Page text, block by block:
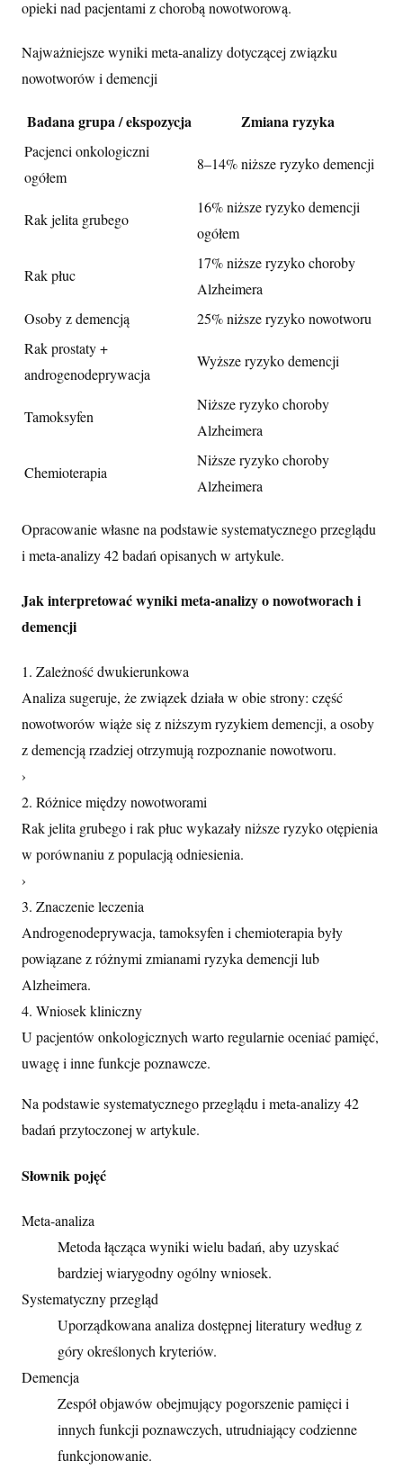
opieki nad pacjentami z chorobą nowotworową.
Najważniejsze wyniki meta-analizy dotyczącej związku
nowotworów i demencji
Badana grupa / ekspozycja Zmiana ryzyka
Pacjenci onkologiczni
ogółem
8–14% niższe ryzyko demencji
Rak jelita grubego
16% niższe ryzyko demencji
ogółem
Rak płuc
17% niższe ryzyko choroby
Alzheimera
Osoby z demencją
25% niższe ryzyko nowotworu
Rak prostaty +
androgenodeprywacja
Wyższe ryzyko demencji
Tamoksyfen
Niższe ryzyko choroby
Alzheimera
Chemioterapia
Niższe ryzyko choroby
Alzheimera
Opracowanie własne na podstawie systematycznego przeglądu
i meta-analizy 42 badań opisanych w artykule.
Jak interpretować wyniki meta-analizy o nowotworach i
demencji
1. Zależność dwukierunkowa
Analiza sugeruje, że związek działa w obie strony: część
nowotworów wiąże się z niższym ryzykiem demencji, a osoby
z demencją rzadziej otrzymują rozpoznanie nowotworu.
›
2. Różnice między nowotworami
Rak jelita grubego i rak płuc wykazały niższe ryzyko otępienia
w porównaniu z populacją odniesienia.
›
3. Znaczenie leczenia
Androgenodeprywacja, tamoksyfen i chemioterapia były
powiązane z różnymi zmianami ryzyka demencji lub
Alzheimera.
4. Wniosek kliniczny
U pacjentów onkologicznych warto regularnie oceniać pamięć,
uwagę i inne funkcje poznawcze.
Na podstawie systematycznego przeglądu i meta-analizy 42
badań przytoczonej w artykule.
Słownik pojęć
Meta-analiza
Metoda łącząca wyniki wielu badań, aby uzyskać
bardziej wiarygodny ogólny wniosek.
Systematyczny przegląd
Uporządkowana analiza dostępnej literatury według z
góry określonych kryteriów.
Demencja
Zespół objawów obejmujący pogorszenie pamięci i
innych funkcji poznawczych, utrudniający codzienne
funkcjonowanie.